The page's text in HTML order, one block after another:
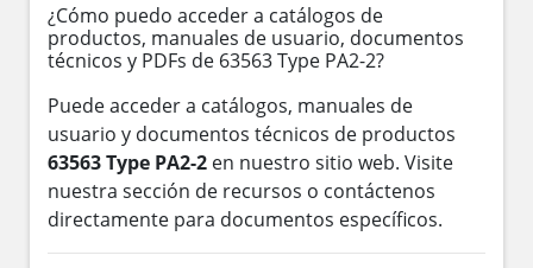
¿Cómo puedo acceder a catálogos de
productos, manuales de usuario, documentos
técnicos y PDFs de 63563 Type PA2-2?
Puede acceder a catálogos, manuales de
usuario y documentos técnicos de productos
63563 Type PA2-2 en nuestro sitio web. Visite
nuestra sección de recursos o contáctenos
directamente para documentos específicos.